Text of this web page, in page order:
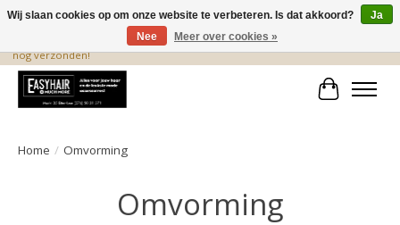
De beste produkten staan hier! Voor 15.00 uur besteld, wordt dezelfde dag
nog verzonden!
Home / Omvorming
Omvorming
Wij slaan cookies op om onze website te verbeteren. Is dat akkoord?
Ja
Nee
Meer over cookies »